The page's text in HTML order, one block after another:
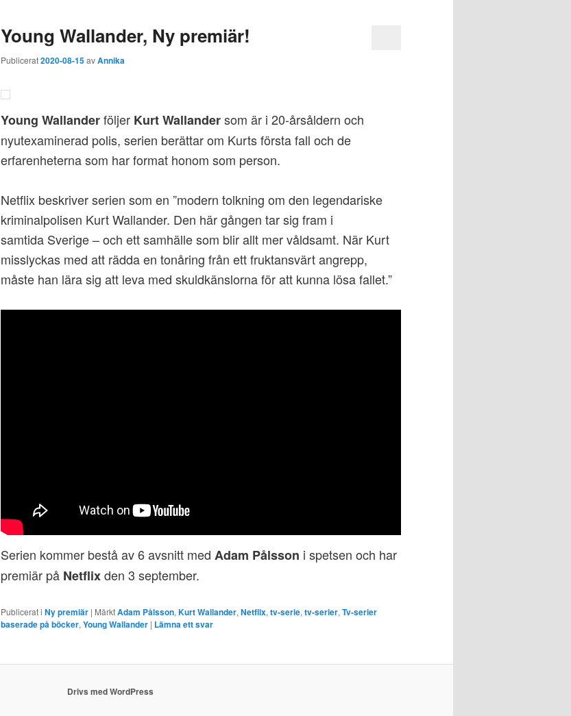
Young Wallander, Ny premiär!
Publicerat2020-08-15avAnnika
Young Wallanderföljer Kurt Wallandersom är i 20-årsåldern och
nyutexaminerad polis, serien berättar om Kurts första fall och de
erfarenheterna som har format honom som person.
Netflix beskriver serien som en ”modern tolkning om den legendariske
kriminalpolisen Kurt Wallander. Den här gången tar sig fram i
samtida Sverige – och ett samhälle som blir allt mer våldsamt. När Kurt
misslyckas med att rädda en tonåring från ett fruktansvärt angrepp,
måste han lära sig att leva med skuldkänslorna för att kunna lösa fallet.”
Serien kommer bestå av 6 avsnitt med Adam Pålsson i spetsen och har
premiär på Netflixden 3 september.
Publicerat i Ny premiär | MärktAdam Pålsson, Kurt Wallander, Netflix, tv-serie, tv-serier, Tv-serier
baserade på böcker, Young Wallander | Lämna ett svar
Drivs med WordPress